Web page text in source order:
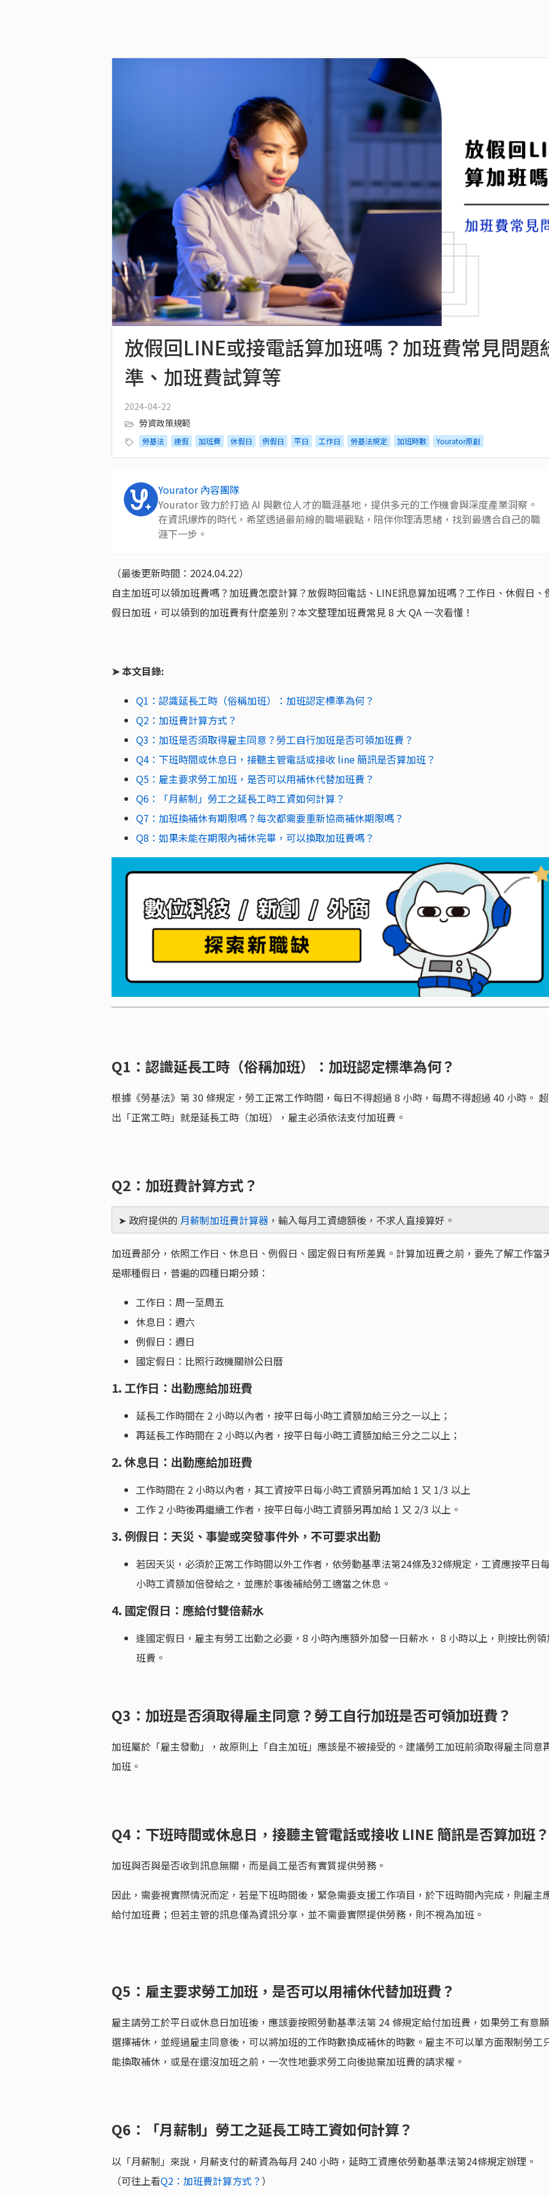
放假回LINE或接電話算加班嗎？加班費常見問
準、加班費試算等
2024-04-22
勞資政策規範
勞基法 連假 加班費 休假日 例假日 平日 工作日 勞基法規定 加班時數 Yourator原創
Yourator 內容團隊
Yourator 致力於打造 AI 與數位人才的職涯基地，提供多元的工作機會與深度產業洞察。
在資訊爆炸的時代，希望透過最前線的職場觀點，陪伴你理清思緒，找到最適合自己的職
涯下一步。
（最後更新時間：2024.04.22）
自主加班可以領加班費嗎？加班費怎麼計算？放假時回電話、LINE訊息算加班嗎？工作日、休假日、
假日加班，可以領到的加班費有什麼差別？本文整理加班費常見 8 大 QA 一次看懂！
➤ 本文目錄:
Q1：認識延長工時（俗稱加班）：加班認定標準為何？
Q2：加班費計算方式？
Q3：加班是否須取得雇主同意？勞工自行加班是否可領加班費？
Q4：下班時間或休息日，接聽主管電話或接收 line 簡訊是否算加班？
Q5：雇主要求勞工加班，是否可以用補休代替加班費？
Q6：「月薪制」勞工之延長工時工資如何計算？
Q7：加班換補休有期限嗎？每次都需要重新協商補休期限嗎？
Q8：如果未能在期限內補休完畢，可以換取加班費嗎？
Q1：認識延長工時（俗稱加班）：加班認定標準為何？
根據《勞基法》第 30 條規定，勞工正常工作時間，每日不得超過 8 小時，每周不得超過 40 小時。 超
出「正常工時」就是延長工時（加班），雇主必須依法支付加班費。
Q2：加班費計算方式？
➤ 政府提供的 月薪制加班費計算器 ，輸入每月工資總額後，不求人直接算好。
加班費部分，依照工作日、休息日、例假日、國定假日有所差異。計算加班費之前，要先了解工作當
是哪種假日，普遍的四種日期分類：
工作日：周一至周五
休息日：週六
例假日：週日
國定假日：比照行政機關辦公日曆
1. 工作日：出勤應給加班費
延長工作時間在 2 小時以內者，按平日每小時工資額加給三分之一以上；
再延長工作時間在 2 小時以內者，按平日每小時工資額加給三分之二以上；
2. 休息日：出勤應給加班費
工作時間在 2 小時以內者，其工資按平日每小時工資額另再加給 1 又 1/3 以上
工作 2 小時後再繼續工作者，按平日每小時工資額另再加給 1 又 2/3 以上。
3. 例假日：天災、事變或突發事件外，不可要求出勤
若因天災，必須於正常工作時間以外工作者，依勞動基準法第24條及32條規定，工資應按平日
小時工資額加倍發給之，並應於事後補給勞工適當之休息。
4. 國定假日：應給付雙倍薪水
逢國定假日，雇主有勞工出勤之必要，8 小時內應額外加發一日薪水， 8 小時以上，則按比例
班費。
Q3：加班是否須取得雇主同意？勞工自行加班是否可領加班費？
加班屬於「雇主發動」，故原則上「自主加班」應該是不被接受的。建議勞工加班前須取得雇主同意
加班。
Q4：下班時間或休息日，接聽主管電話或接收 LINE 簡訊是否算加班？
加班與否與是否收到訊息無關，而是員工是否有實質提供勞務。
因此，需要視實際情況而定，若是下班時間後，緊急需要支援工作項目，於下班時間內完成，則雇主
給付加班費；但若主管的訊息僅為資訊分享，並不需要實際提供勞務，則不視為加班。
Q5：雇主要求勞工加班，是否可以用補休代替加班費？
雇主請勞工於平日或休息日加班後，應該要按照勞動基準法第 24 條規定給付加班費，如果勞工有意願
選擇補休，並經過雇主同意後，可以將加班的工作時數換成補休的時數。雇主不可以單方面限制勞工
能換取補休，或是在還沒加班之前，一次性地要求勞工向後拋棄加班費的請求權。
Q6：「月薪制」勞工之延長工時工資如何計算？
以「月薪制」來說，月薪支付的薪資為每月 240 小時，延時工資應依勞動基準法第24條規定辦理。
（可往上看Q2：加班費計算方式？ ）